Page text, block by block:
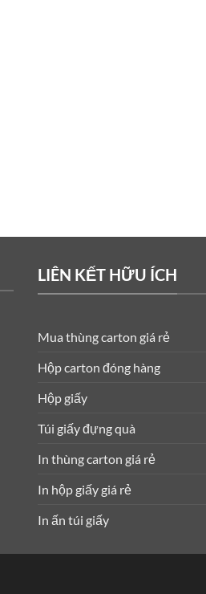
LIÊN KẾT HỮU ÍCH
Mua thùng carton giá rẻ
Hộp carton đóng hàng
Hộp giấy
Túi giấy đựng quà
In thùng carton giá rẻ
In hộp giấy giá rẻ
In ấn túi giấy